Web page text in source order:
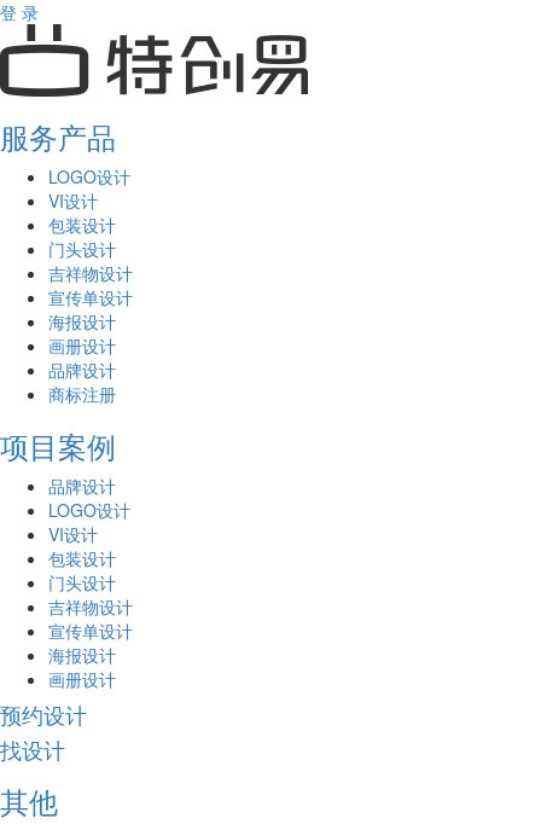
登 录
服务产品
LOGO设计
VI设计
包装设计
门头设计
吉祥物设计
宣传单设计
海报设计
画册设计
品牌设计
商标注册
项目案例
品牌设计
LOGO设计
VI设计
包装设计
门头设计
吉祥物设计
宣传单设计
海报设计
画册设计
预约设计
找设计
其他